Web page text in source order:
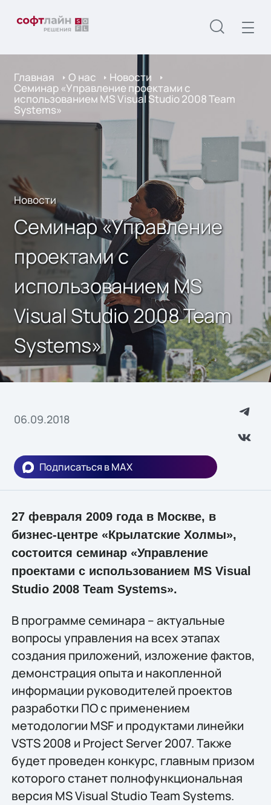
Главная О нас Новости
Семинар «Управление проектами с
использованием MS Visual Studio 2008 Team
Systems»
Новости
Семинар «Управление
проектами с
использованием MS
Visual Studio 2008 Team
Systems»
06.09.2018
Подписаться в MAX
27 февраля 2009 года в Москве, в
бизнес-центре «Крылатские Холмы»,
состоится семинар «Управление
проектами с использованием MS Visual
Studio 2008 Team Systems».
В программе семинара – актуальные
вопросы управления на всех этапах
создания приложений, изложение фактов,
демонстрация опыта и накопленной
информации руководителей проектов
разработки ПО с применением
методологии MSF и продуктами линейки
VSTS 2008 и Project Server 2007. Также
будет проведен конкурс, главным призом
которого станет полнофункциональная
версия MS Visual Studio Team Systems.